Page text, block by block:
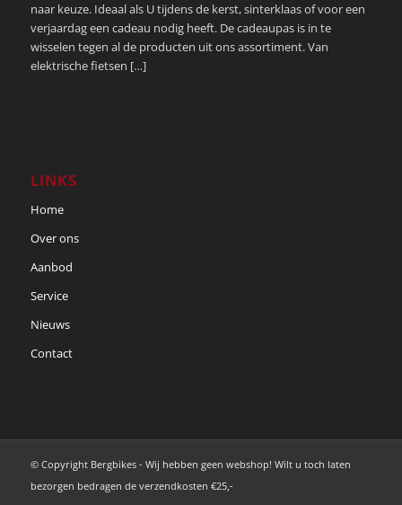
naar keuze. Ideaal als U tijdens de kerst, sinterklaas of voor een
verjaardag een cadeau nodig heeft. De cadeaupas is in te
wisselen tegen al de producten uit ons assortiment. Van
elektrische fietsen […]
LINKS
Home
Over ons
Aanbod
Service
Nieuws
Contact
© Copyright Bergbikes - Wij hebben geen webshop! Wilt u toch laten
bezorgen bedragen de verzendkosten €25,-